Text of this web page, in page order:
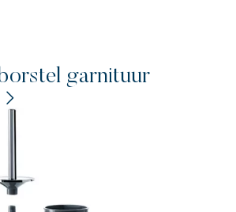
garnituur